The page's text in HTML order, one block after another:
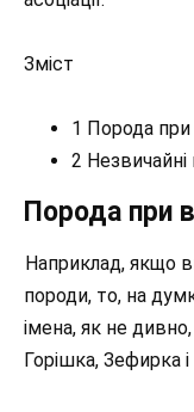
Зміст
1 Порода при
2 Незвичайні
Порода при
Наприклад, якщо
породи, то, на
імена, як не
Горішка, Зефирка і